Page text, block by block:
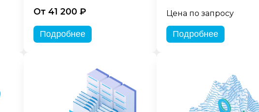
От 41 200 ₽
Подробнее
Цена по запросу
Подробнее